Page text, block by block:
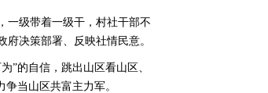
一级带着一级干，村社干部不
决策部署、反映社情民意。
”的自信，跳出山区看山区、
当山区共富主力军。